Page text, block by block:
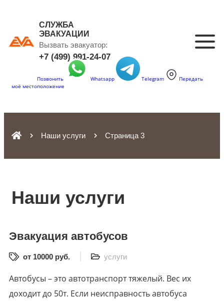
СЛУЖБА
ЭВАКУАЦИИ
Вызвать эвакуатор:
+7 (499) 991-24-07
Позвонить Whatsapp Telegram
Передать
моё местоположение
Наши услуги Страница 3
Наши услуги
Эвакуация автобусов
от 10000 руб. услуги
Автобусы – это автотранспорт тяжелый. Вес их
доходит до 50т. Если неисправность автобуса